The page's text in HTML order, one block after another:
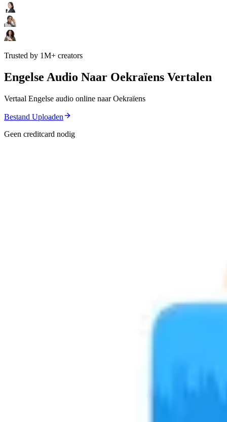
Trusted by 1M+ creators
Engelse Audio Naar Oekraïens Vertalen
Vertaal Engelse audio online naar Oekraïens
Bestand Uploaden
Geen creditcard nodig